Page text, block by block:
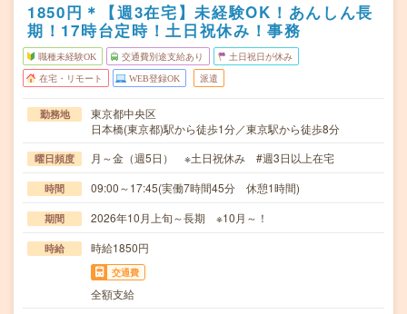
1850円＊【週3在宅】未経験OK！あんしん長
期！17時台定時！土日祝休み！事務
職種未経験OK 交通費別途支給あり 土日祝日が休み
在宅・リモート WEB登録OK 派遣
勤務地
東京都中央区
日本橋(東京都)駅から徒歩1分／東京駅から徒歩8分
曜日頻度 月～金（週5日） ※土日祝休み #週3日以上在宅
時間 09:00～17:45(実働7時間45分 休憩1時間)
期間 2026年10月上旬～長期 ※10月～！
時給 時給1850円
交通費
全額支給